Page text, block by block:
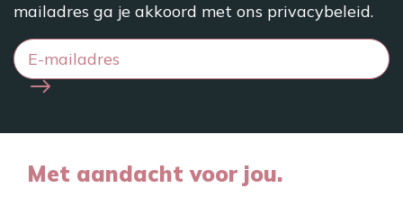
mailadres ga je akkoord met ons privacybeleid.
Met aandacht voor jou.